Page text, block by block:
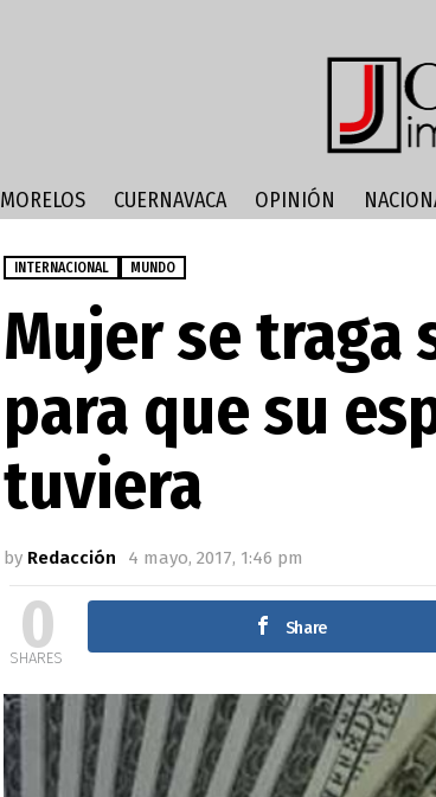
MORELOS CUERNAVACA OPINIÓN
INTERNACIONAL MUNDO
Mujer se traga
para que su
tuviera
by Redacción 4 mayo, 2017, 1:46 pm
0
SHARES
Share